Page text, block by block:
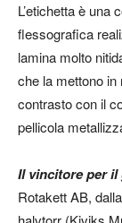
L’etichetta è
flessografica
lamina molto
che la mettono in
contrasto con il
pellicola
Il vincitore per il
Rotakett AB,